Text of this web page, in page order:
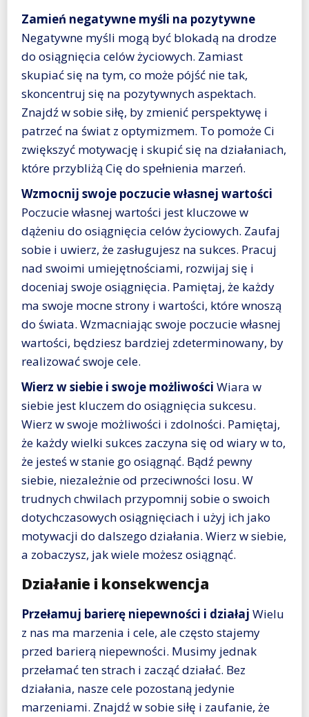
Zamień negatywne myśli na pozytywne
Negatywne myśli mogą być blokadą na drodze
do osiągnięcia celów życiowych. Zamiast
skupiać się na tym, co może pójść nie tak,
skoncentruj się na pozytywnych aspektach.
Znajdź w sobie siłę, by zmienić perspektywę i
patrzeć na świat z optymizmem. To pomoże Ci
zwiększyć motywację i skupić się na działaniach,
które przybliżą Cię do spełnienia marzeń.
Wzmocnij swoje poczucie własnej wartości
Poczucie własnej wartości jest kluczowe w
dążeniu do osiągnięcia celów życiowych. Zaufaj
sobie i uwierz, że zasługujesz na sukces. Pracuj
nad swoimi umiejętnościami, rozwijaj się i
doceniaj swoje osiągnięcia. Pamiętaj, że każdy
ma swoje mocne strony i wartości, które wnoszą
do świata. Wzmacniając swoje poczucie własnej
wartości, będziesz bardziej zdeterminowany, by
realizować swoje cele.
Wierz w siebie i swoje możliwości Wiara w
siebie jest kluczem do osiągnięcia sukcesu.
Wierz w swoje możliwości i zdolności. Pamiętaj,
że każdy wielki sukces zaczyna się od wiary w to,
że jesteś w stanie go osiągnąć. Bądź pewny
siebie, niezależnie od przeciwności losu. W
trudnych chwilach przypomnij sobie o swoich
dotychczasowych osiągnięciach i użyj ich jako
motywacji do dalszego działania. Wierz w siebie,
a zobaczysz, jak wiele możesz osiągnąć.
Działanie i konsekwencja
Przełamuj barierę niepewności i działaj Wielu
z nas ma marzenia i cele, ale często stajemy
przed barierą niepewności. Musimy jednak
przełamać ten strach i zacząć działać. Bez
działania, nasze cele pozostaną jedynie
marzeniami. Znajdź w sobie siłę i zaufanie, że